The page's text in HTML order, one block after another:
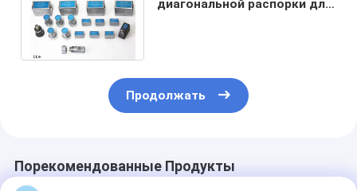
диагональной распорки для
Продолжать
Порекомендованные Продукты